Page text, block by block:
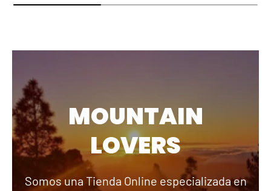
MOUNTAIN
LOVERS
Somos una Tienda Online especializada en